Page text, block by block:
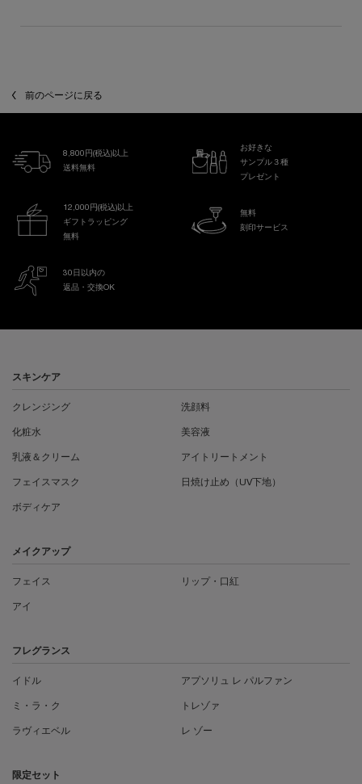
前のページに戻る
8,800円(税込)以上
送料無料
お好きな
サンプル３種
プレゼント
12,000円(税込)以上
ギフトラッピング
無料
無料
刻印サービス
30日以内の
返品・交換OK
スキンケア
クレンジング 洗顔料
化粧水 美容液
乳液＆クリーム アイトリートメント
フェイスマスク 日焼け止め（UV下地）
ボディケア
メイクアップ
フェイス リップ・口紅
アイ
フレグランス
イドル アプソリュ レ パルファン
ミ・ラ・ク トレゾァ
ラヴィエベル レ ゾー
限定セット